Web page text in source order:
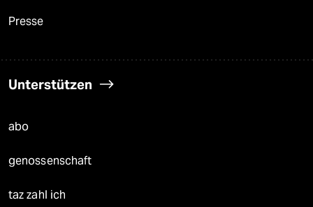
Presse
Unterstützen
abo
genossenschaft
taz zahl ich